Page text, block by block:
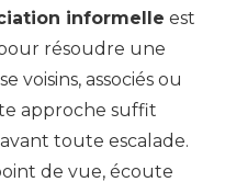
informelle est
résoudre une
voisins, associés ou
approche suffit
toute escalade.
de vue, écoute